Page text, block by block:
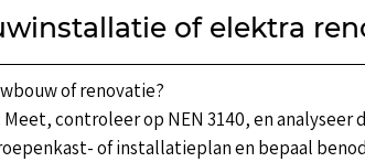
of elektra
of renovatie?
Meet, controleer op NEN 3140, en
of installatieplan en bepaal